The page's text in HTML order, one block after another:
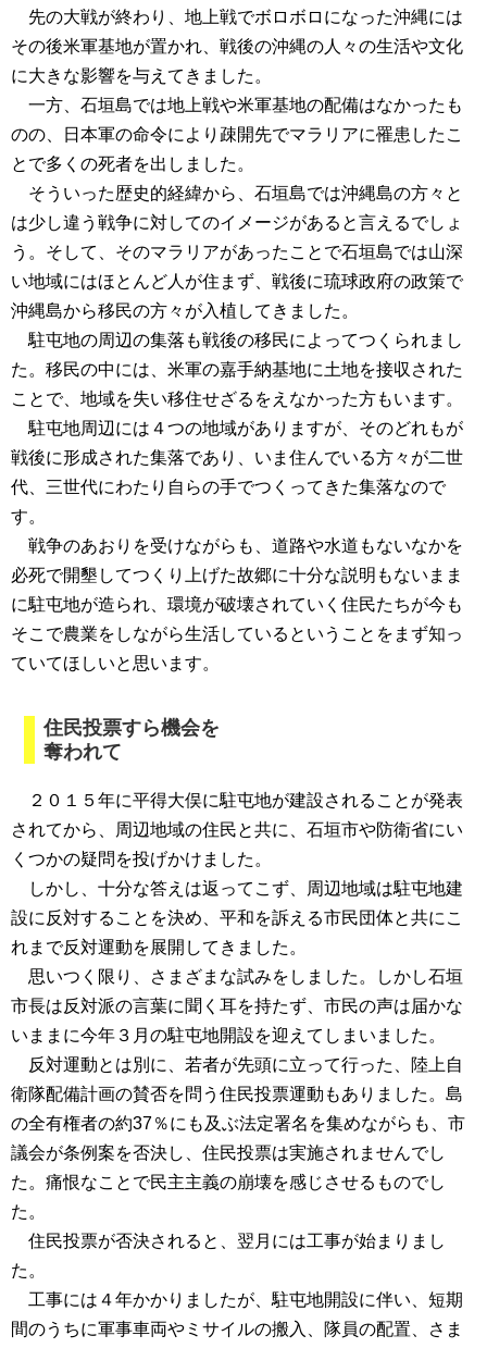
先の大戦が終わり、地上戦でボロボロになった沖縄には
その後米軍基地が置かれ、戦後の沖縄の人々の生活や文化
に大きな影響を与えてきました。
一方、石垣島では地上戦や米軍基地の配備はなかったも
のの、日本軍の命令により疎開先でマラリアに罹患したこ
とで多くの死者を出しました。
そういった歴史的経緯から、石垣島では沖縄島の方々と
は少し違う戦争に対してのイメージがあると言えるでしょ
う。そして、そのマラリアがあったことで石垣島では山深
い地域にはほとんど人が住まず、戦後に琉球政府の政策で
沖縄島から移民の方々が入植してきました。
駐屯地の周辺の集落も戦後の移民によってつくられまし
た。移民の中には、米軍の嘉手納基地に土地を接収された
ことで、地域を失い移住せざるをえなかった方もいます。
駐屯地周辺には４つの地域がありますが、そのどれもが
戦後に形成された集落であり、いま住んでいる方々が二世
代、三世代にわたり自らの手でつくってきた集落なので
す。
戦争のあおりを受けながらも、道路や水道もないなかを
必死で開墾してつくり上げた故郷に十分な説明もないまま
に駐屯地が造られ、環境が破壊されていく住民たちが今も
そこで農業をしながら生活しているということをまず知っ
ていてほしいと思います。
住民投票すら機会を
奪われて
２０１５年に平得大俣に駐屯地が建設されることが発表
されてから、周辺地域の住民と共に、石垣市や防衛省にい
くつかの疑問を投げかけました。
しかし、十分な答えは返ってこず、周辺地域は駐屯地建
設に反対することを決め、平和を訴える市民団体と共にこ
れまで反対運動を展開してきました。
思いつく限り、さまざまな試みをしました。しかし石垣
市長は反対派の言葉に聞く耳を持たず、市民の声は届かな
いままに今年３月の駐屯地開設を迎えてしまいました。
反対運動とは別に、若者が先頭に立って行った、陸上自
衛隊配備計画の賛否を問う住民投票運動もありました。島
の全有権者の約37％にも及ぶ法定署名を集めながらも、市
議会が条例案を否決し、住民投票は実施されませんでし
た。痛恨なことで民主主義の崩壊を感じさせるものでし
た。
住民投票が否決されると、翌月には工事が始まりまし
た。
工事には４年かかりましたが、駐屯地開設に伴い、短期
間のうちに軍事車両やミサイルの搬入、隊員の配置、さま